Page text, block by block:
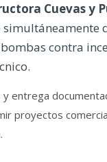
Cuevas y
contra
entrega
proyectos